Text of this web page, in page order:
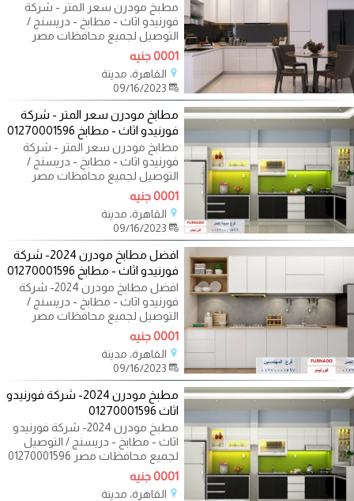
مطبخ مودرن سعر المتر - شركة
فورنيدو اثاث - مطابخ - دريسنج /
التوصيل لجميع محافظات مصر
01270001596
0001 جنيه
القاهرة، مدينة
مطابخ مودرن سعر المتر - شركة
فورنيدو اثاث - مطابخ 01270001596
مطابخ مودرن سعر المتر - شركة
فورنيدو اثاث - مطابخ - دريسنج /
التوصيل لجميع محافظات مصر
01270001596
0001 جنيه
القاهرة، مدينة
افضل مطابخ مودرن 2024- شركة
فورنيدو اثاث - مطابخ 01270001596
افضل مطابخ مودرن 2024- شركة
فورنيدو اثاث - مطابخ - دريسنج /
التوصيل لجميع محافظات مصر
01270001596 تريدين
0001 جنيه
القاهرة، مدينة
مطبخ مودرن 2024- شركة فورنيدو
اثاث 01270001596
مطبخ مودرن 2024- شركة فورنيدو
اثاث - مطابخ - دريسنج / التوصيل
لجميع محافظات مصر 01270001596
تريدين ان
0001 جنيه
القاهرة، مدينة